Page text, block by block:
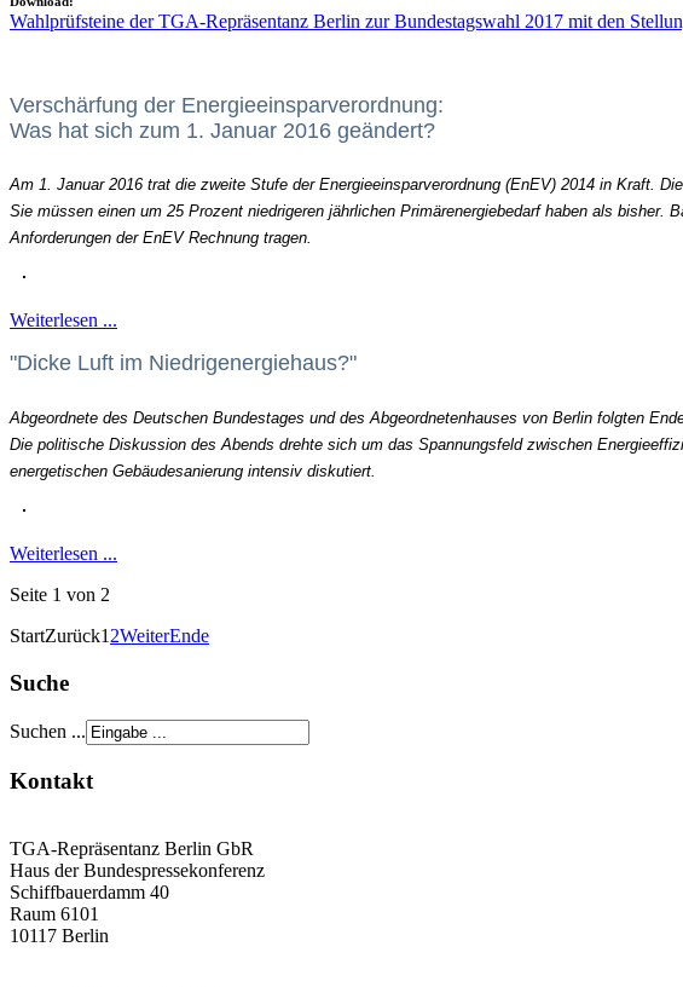
Wahlprüfsteine der TGA-Repräsentanz Berlin zur Bundestagswahl 2017 mit den
Verschärfung der Energieeinsparverordnung:
Was hat sich zum 1. Januar 2016 geändert?
Am 1. Januar 2016 trat die zweite Stufe der Energieeinsparverordnung (EnEV) 2014 in Kraft.
Sie müssen einen um 25 Prozent niedrigeren jährlichen Primärenergiebedarf haben als
Anforderungen der EnEV Rechnung tragen.
Weiterlesen ...
"Dicke Luft im Niedrigenergiehaus?"
Abgeordnete des Deutschen Bundestages und des Abgeordnetenhauses von Berlin folgten
Die politische Diskussion des Abends drehte sich um das Spannungsfeld zwischen
energetischen Gebäudesanierung intensiv diskutiert.
Weiterlesen ...
Seite 1 von 2
StartZurück12WeiterEnde
Suche
Suchen ...
Kontakt
TGA-Repräsentanz Berlin GbR
Haus der Bundespressekonferenz
Schiffbauerdamm 40
Raum 6101
10117 Berlin